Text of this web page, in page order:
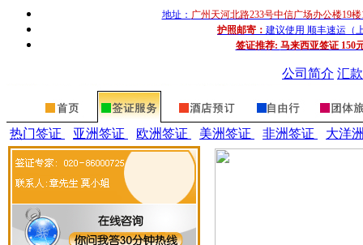
地址： 广州天河北路233号中信广场办公楼19
护照邮寄： 建议使用 顺丰速运（
签证推荐: 马来西亚签证 150
公司简介 汇
热门签证 亚洲签证 欧洲签证 美洲签证 非洲签证 大洋